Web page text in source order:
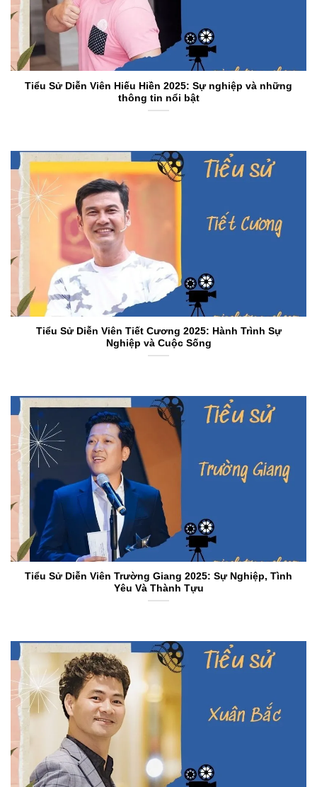
Tiểu Sử Diễn Viên Hiếu Hiền 2025: Sự nghiệp và những
thông tin nổi bật
Tiểu Sử Diễn Viên Tiết Cương 2025: Hành Trình Sự
Nghiệp và Cuộc Sống
Tiểu Sử Diễn Viên Trường Giang 2025: Sự Nghiệp, Tình
Yêu Và Thành Tựu